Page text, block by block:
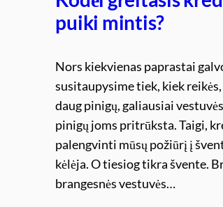
puiki mintis?
Nors kiekvienas paprastai
susitaupysime tiek, kiek
daug pinigų, galiausiai
pinigų joms pritrūksta. Taigi,
palengvinti mūsų požiūrį į
kėlėja. O tiesiog tikra švente.
brangesnės vestuvės…